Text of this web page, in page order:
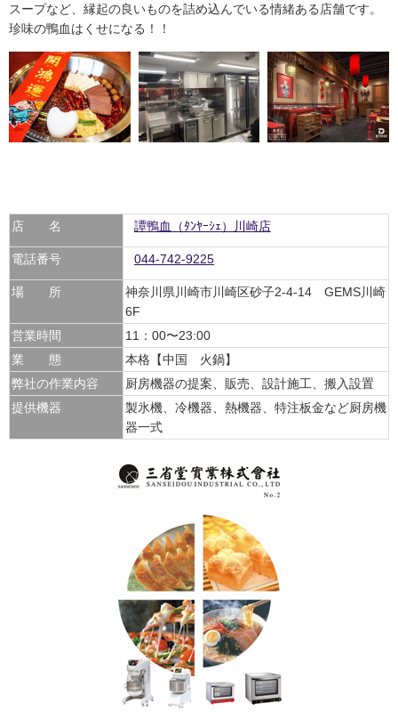
スープなど、縁起の良いものを詰め込んでいる情緒ある店舗です。
珍味の鴨血はくせになる！！
店 名 譚鴨血（ﾀﾝﾔｰｼｪ）川崎店
電話番号 044-742-9225
場 所
神奈川県川崎市川崎区砂子2-4-14 GEMS川崎
6F
営業時間
11：00〜23:00
業 態
本格【中国 火鍋】
弊社の作業内容
厨房機器の提案、販売、設計施工、搬入設置
提供機器
製氷機、冷機器、熱機器、特注板金など厨房機
器一式